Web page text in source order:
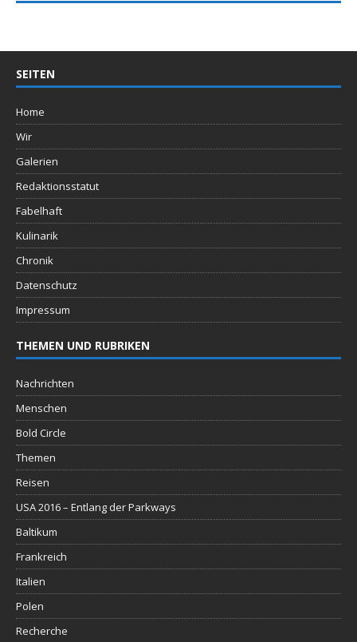
SEITEN
Home
Wir
Galerien
Redaktionsstatut
Fabelhaft
Kulinarik
Chronik
Datenschutz
Impressum
THEMEN UND RUBRIKEN
Nachrichten
Menschen
Bold Circle
Themen
Reisen
USA 2016 – Entlang der Parkways
Baltikum
Frankreich
Italien
Polen
Recherche